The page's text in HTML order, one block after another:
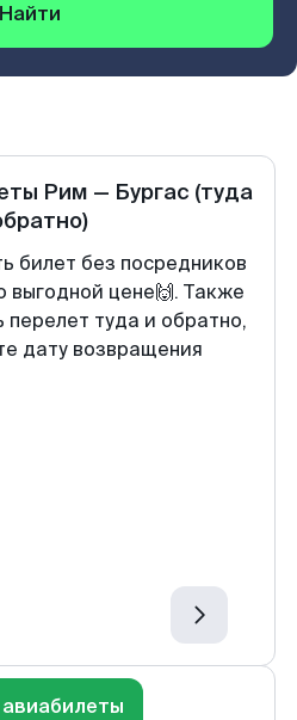
Найти
Рим — Бургас (туда
билет без посредников
выгодной цене🙌. Также
туда и обратно,
дату возвращения